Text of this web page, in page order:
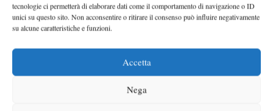
tecnologie ci permetterà di elaborare dati come il comportamento di navigazione o ID
unici su questo sito. Non acconsentire o ritirare il consenso può influire negativamente
su alcune caratteristiche e funzioni.
Accetta
Nega
GP Germania F1 2010 – Circuito di
Hockenheim: orari…